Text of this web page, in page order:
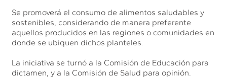
Se promoverá el consumo de alimentos saludables y
sostenibles, considerando de manera preferente
aquellos producidos en las regiones o comunidades en
donde se ubiquen dichos planteles.
La iniciativa se turnó a la Comisión de Educación para
dictamen, y a la Comisión de Salud para opinión.